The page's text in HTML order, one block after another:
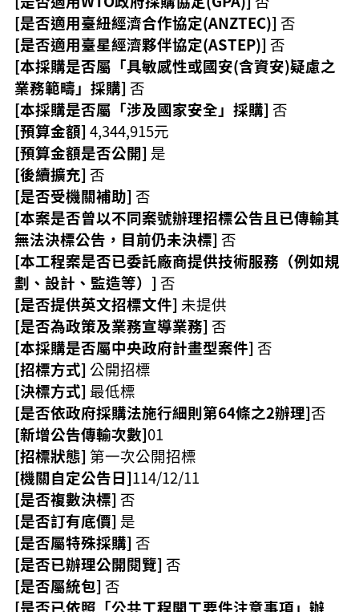
信
箱
常
見
問
題
桃
園
市
政
府
隱
私
權
政
策
政
府
網
站
資
料
開
放
宣
告
網
站
安
全
政
策
[是否適用臺紐經濟合作協定(ANZTEC)] 否
[是否適用臺星經濟夥伴協定(ASTEP)] 否
[本採購是否屬「具敏感性或國安(含資安)疑慮之
業務範疇」採購] 否
[本採購是否屬「涉及國家安全」採購] 否
[預算金額] 4,344,915元
[預算金額是否公開] 是
[後續擴充] 否
[是否受機關補助] 否
[本案是否曾以不同案號辦理招標公告且已傳輸其
無法決標公告，目前仍未決標] 否
[本工程案是否已委託廠商提供技術服務（例如規
劃、設計、監造等）] 否
[是否提供英文招標文件] 未提供
[是否為政策及業務宣導業務] 否
[本採購是否屬中央政府計畫型案件] 否
[招標方式] 公開招標
[決標方式] 最低標
[是否依政府採購法施行細則第64條之2辦理]否
[新增公告傳輸次數]01
[招標狀態] 第一次公開招標
[機關自定公告日]114/12/11
[是否複數決標] 否
[是否訂有底價] 是
[是否屬特殊採購] 否
[是否已辦理公開閱覽] 否
[是否屬統包] 否
[是否已依照「公共工程開工要件注意事項」辦